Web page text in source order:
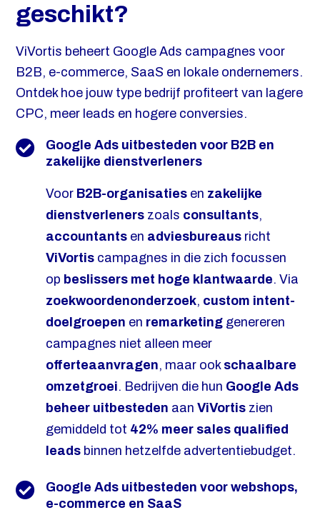
geschikt?
ViVortis beheert Google Ads campagnes voor
B2B, e-commerce, SaaS en lokale ondernemers.
Ontdek hoe jouw type bedrijf profiteert van lagere
CPC, meer leads en hogere conversies.
Google Ads uitbesteden voor B2B en
zakelijke dienstverleners
Voor B2B-organisaties en zakelijke
dienstverleners zoals consultants,
accountants en adviesbureaus richt
ViVortis campagnes in die zich focussen
op beslissers met hoge klantwaarde. Via
zoekwoordenonderzoek, custom intent-
doelgroepen en remarketing genereren
campagnes niet alleen meer
offerteaanvragen, maar ook schaalbare
omzetgroei. Bedrijven die hun Google Ads
beheer uitbesteden aanViVortis zien
gemiddeld tot 42% meer sales qualified
leads binnen hetzelfde advertentiebudget.
Google Ads uitbesteden voor webshops,
e-commerce en SaaS